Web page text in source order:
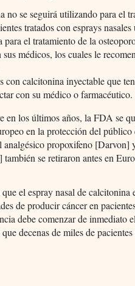
no se seguirá utilizando para el
tratados con esprays
el tratamiento de la
médicos, los cuales le
con calcitonina inyectable que
con su médico o farmacéutico.
en los últimos años, la FDA se
en la protección del público
analgésico propoxifeno [Darvon]
se retiraron antes en
el espray nasal de calcitonina
de producir cáncer en
debe comenzar de inmediato
decenas de miles de